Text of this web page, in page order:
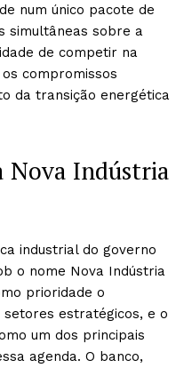
num único pacote de
simultâneas sobre a
de competir na
compromissos
da transição energética
Nova Indústria
industrial do governo
o nome Nova Indústria
prioridade o
estratégicos, e o
um dos principais
agenda. O banco,